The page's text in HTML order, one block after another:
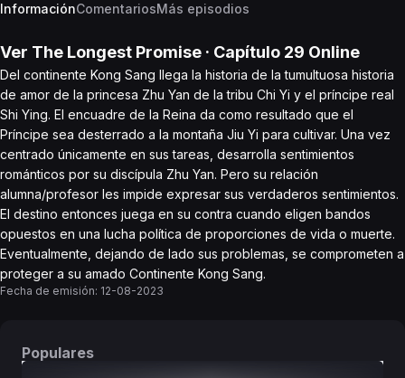
InformaciónComentariosMás episodios
Ver The Longest Promise · Capítulo 29 Online
Del continente Kong Sang llega la historia de la tumultuosa historia
de amor de la princesa Zhu Yan de la tribu Chi Yi y el príncipe real
Shi Ying. El encuadre de la Reina da como resultado que el
Príncipe sea desterrado a la montaña Jiu Yi para cultivar. Una vez
centrado únicamente en sus tareas, desarrolla sentimientos
románticos por su discípula Zhu Yan. Pero su relación
alumna/profesor les impide expresar sus verdaderos sentimientos.
El destino entonces juega en su contra cuando eligen bandos
opuestos en una lucha política de proporciones de vida o muerte.
Eventualmente, dejando de lado sus problemas, se comprometen a
proteger a su amado Continente Kong Sang.
Fecha de emisión: 12-08-2023
Populares